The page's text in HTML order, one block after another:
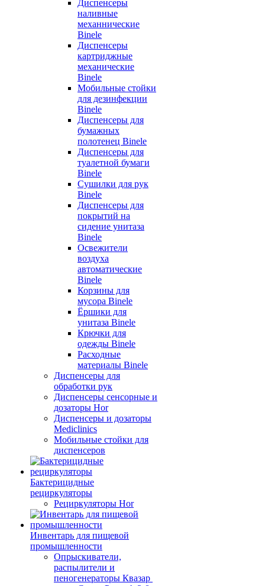
Диспенсеры
наливные
механнические
Binele
Диспенсеры
картриджные
механические
Binele
Мобильные стойки
для дезинфекции
Binele
Диспенсеры для
бумажных
полотенец Binele
Диспенсеры для
туалетной бумаги
Binele
Сушилки для рук
Binele
Диспенсеры для
покрытий на
сидение унитаза
Binele
Освежители
воздуха
автоматические
Binele
Корзины для
мусора Binele
Ёршики для
унитаза Binele
Крючки для
одежды Binele
Расходные
материалы Binele
Диспенсеры для
обработки рук
Диспенсеры сенсорные и
дозаторы Hor
Диспенсеры и дозаторы
Mediclinics
Мобильные стойки для
диспенсеров
Бактерицидные
рециркуляторы
Рециркуляторы Hor
Инвентарь для пищевой
промышленности
Опрыскиватели,
распылители и
пеногенераторы Квазар